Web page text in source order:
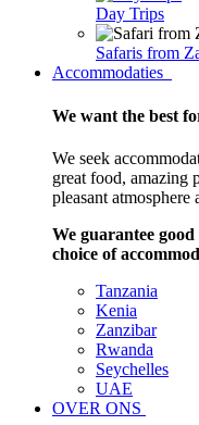
Day Trips
Safaris from
Accommodaties
We want the best
We seek
great food, amazing
pleasant atmosphere
We guarantee
choice of
Tanzania
Kenia
Zanzibar
Rwanda
Seychelles
UAE
OVER ONS